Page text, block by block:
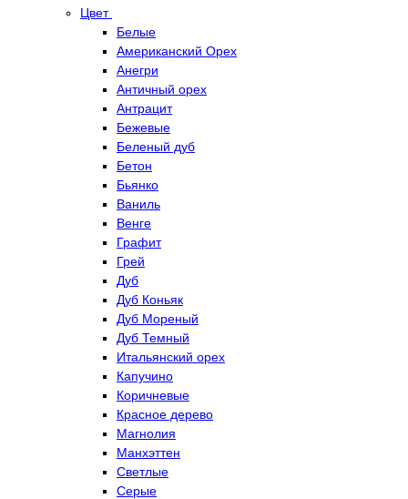
Цвет
Белые
Американский Орех
Анегри
Античный орех
Антрацит
Бежевые
Беленый дуб
Бетон
Бьянко
Ваниль
Венге
Графит
Грей
Дуб
Дуб Коньяк
Дуб Мореный
Дуб Темный
Итальянский орех
Капучино
Коричневые
Красное дерево
Магнолия
Манхэттен
Светлые
Серые